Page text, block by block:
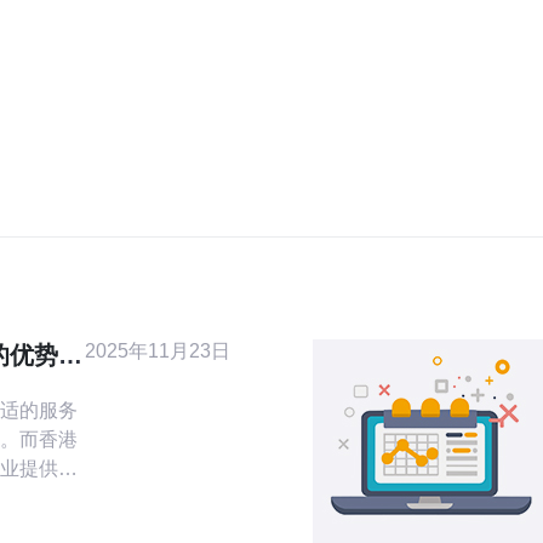
优势及
的服务
而香港
提供了
2025年11月23日